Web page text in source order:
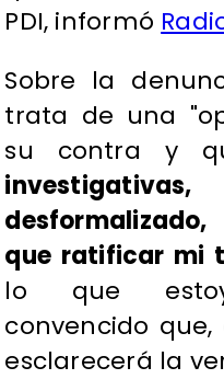
PDI, informó
Sobre la
trata de una
su contra y
que ratificar mi
lo que estoy
convencido
esclarecerá la